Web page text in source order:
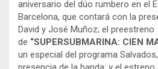
aniversario del dúo rumbero en el
Barcelona, que contará con la
David y José Muñoz; el preestreno
de “SUPERSUBMARINA: CIEN
un especial del programa